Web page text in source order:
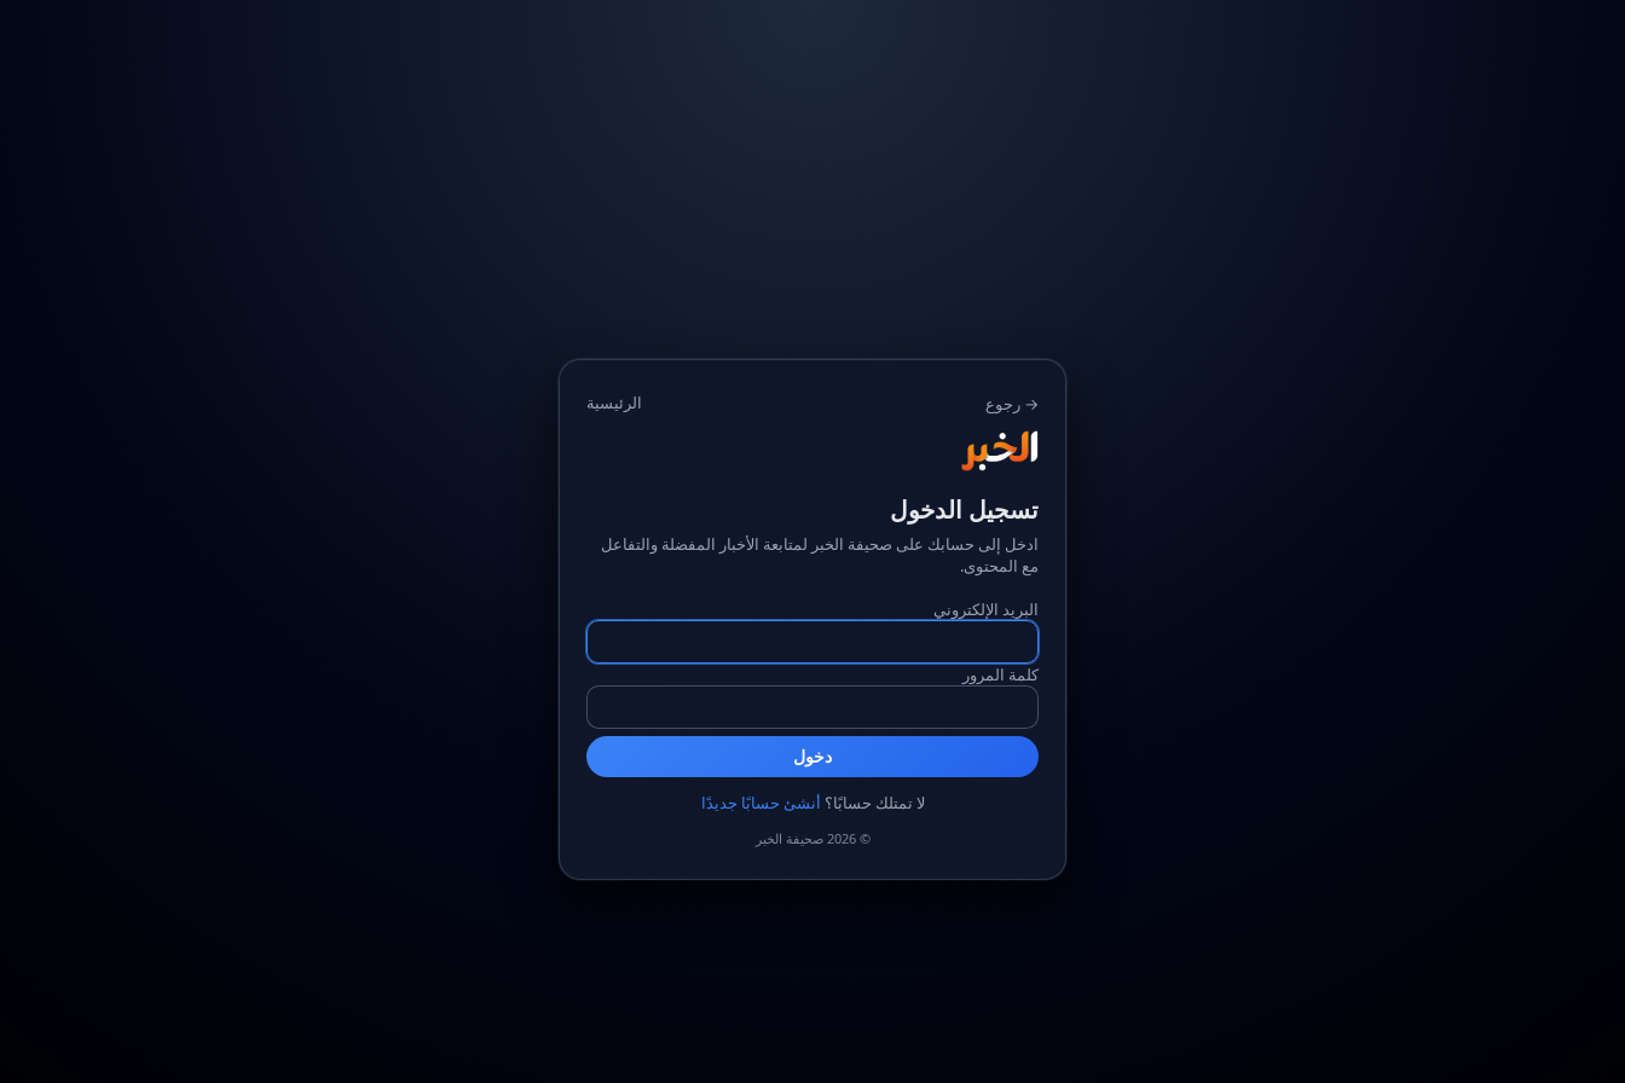
→ رجوع الرئيسية
تسجيل الدخول
ادخل إلى حسابك على صحيفة الخبر لمتابعة الأخبار المفضلة والتفاعل
مع المحتوى.
البريد الإلكتروني
كلمة المرور
دخول
لا تمتلك حسابًا؟ أنشئ حسابًا جديدًا
© 2026 صحيفة الخبر